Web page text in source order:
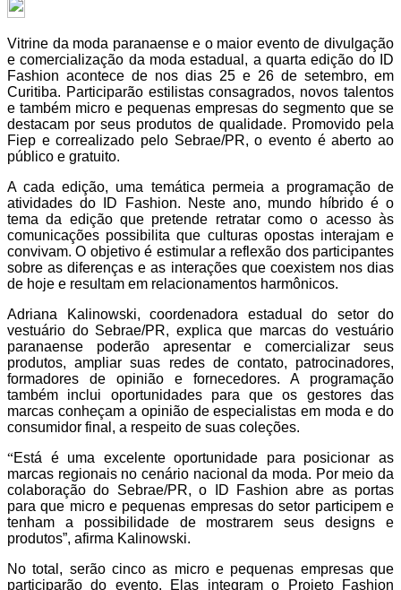
Vitrine da moda paranaense e o maior evento de divulgação
e comercialização da moda estadual, a quarta edição do ID
Fashion acontece de nos dias 25 e 26 de setembro, em
Curitiba. Participarão estilistas consagrados, novos talentos
e também micro e pequenas empresas do segmento que se
destacam por seus produtos de qualidade. Promovido pela
Fiep e correalizado pelo Sebrae/PR, o evento é aberto ao
público e gratuito.
A cada edição, uma temática permeia a programação de
atividades do ID Fashion. Neste ano, mundo híbrido é o
tema da edição que pretende retratar como o acesso às
comunicações possibilita que culturas opostas interajam e
convivam. O objetivo é estimular a reflexão dos participantes
sobre as diferenças e as interações que coexistem nos dias
de hoje e resultam em relacionamentos harmônicos.
Adriana Kalinowski, coordenadora estadual do setor do
vestuário do Sebrae/PR, explica que marcas do vestuário
paranaense poderão apresentar e comercializar seus
produtos, ampliar suas redes de contato, patrocinadores,
formadores de opinião e fornecedores. A programação
também inclui oportunidades para que os gestores das
marcas conheçam a opinião de especialistas em moda e do
consumidor final, a respeito de suas coleções.
“Está é uma excelente oportunidade para posicionar as
marcas regionais no cenário nacional da moda. Por meio da
colaboração do Sebrae/PR, o ID Fashion abre as portas
para que micro e pequenas empresas do setor participem e
tenham a possibilidade de mostrarem seus designs e
produtos”, afirma Kalinowski.
No total, serão cinco as micro e pequenas empresas que
participarão do evento. Elas integram o Projeto Fashion